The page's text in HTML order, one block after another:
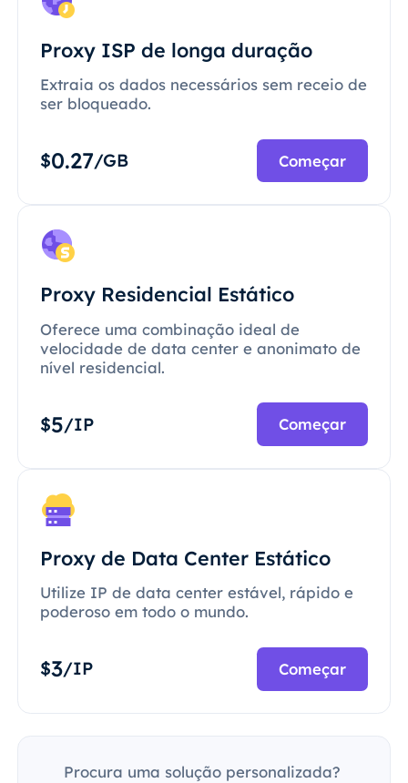
Proxy ISP de longa duração
Extraia os dados necessários sem receio de
ser bloqueado.
$0.27/GB Começar
Proxy Residencial Estático
Oferece uma combinação ideal de
velocidade de data center e anonimato de
nível residencial.
$5/IP Começar
Proxy de Data Center Estático
Utilize IP de data center estável, rápido e
poderoso em todo o mundo.
$3/IP Começar
Procura uma solução personalizada?